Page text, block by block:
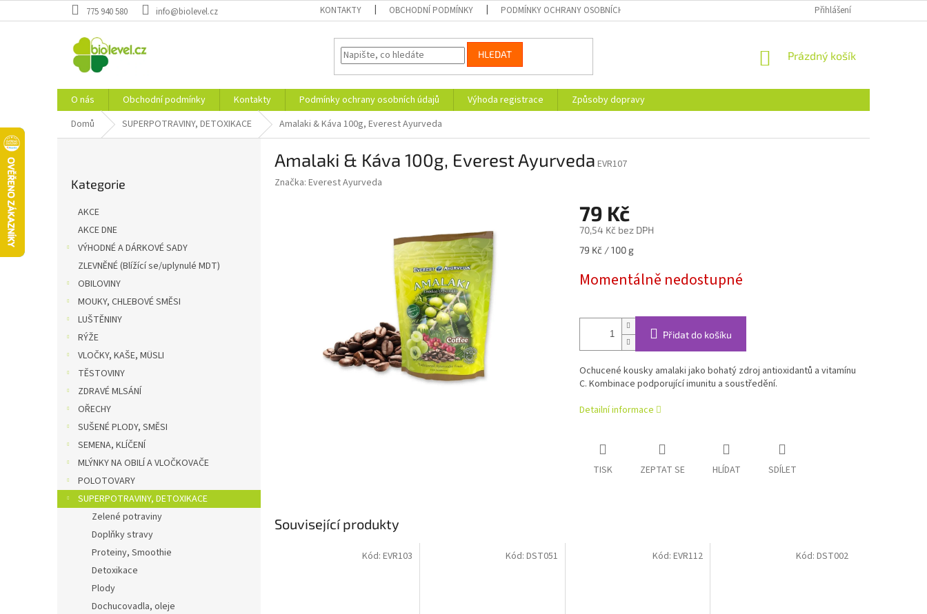
na
775 940 580 info@biolevel.cz KONTAKTY OBCHODNÍ PODMÍNKY PODMÍNKY OCHRANY OSOBNÍCH ÚDAJŮ Přihlášení
HLEDAT
NÁKUPNÍ
Prázdný košík
O nás Obchodní podmínky Kontakty Podmínky ochrany osobních údajů Výhoda registrace
Způsoby dopravy
Domů
SUPERPOTRAVINY, DETOXIKACE Amalaki & Káva 100g, Everest Ayurveda
kategorie
Kategorie
AKCE
AKCE DNE
VÝHODNÉ A DÁRKOVÉ SADY
ZLEVNĚNÉ (Blížící se/uplynulé MDT)
OBILOVINY
MOUKY, CHLEBOVÉ SMĚSI
LUŠTĚNINY
RÝŽE
VLOČKY, KAŠE, MÜSLI
TĚSTOVINY
ZDRAVÉ MLSÁNÍ
OŘECHY
SUŠENÉ PLODY, SMĚSI
SEMENA, KLÍČENÍ
MLÝNKY NA OBILÍ A VLOČKOVAČE
POLOTOVARY
SUPERPOTRAVINY, DETOXIKACE
Zelené potraviny
Doplňky stravy
Proteiny, Smoothie
Detoxikace
Plody
Dochucovadla, oleje
Amalaki & Káva 100g, Everest Ayurveda EVR107
Značka: Everest Ayurveda
79 Kč
70,54 Kč bez DPH
Měrná
79 Kč / 100 g
Momentálně nedostupné
Přidat do košíku
Ochucené kousky amalaki jako bohatý zdroj antioxidantů a vitamínu
C. Kombinace podporující imunitu a soustředění.
Detailní informace
TISK ZEPTAT SE HLÍDAT SDÍLET
Související produkty
Kód: EVR103 Kód: DST051 Kód:EVR112 Kód: DST002